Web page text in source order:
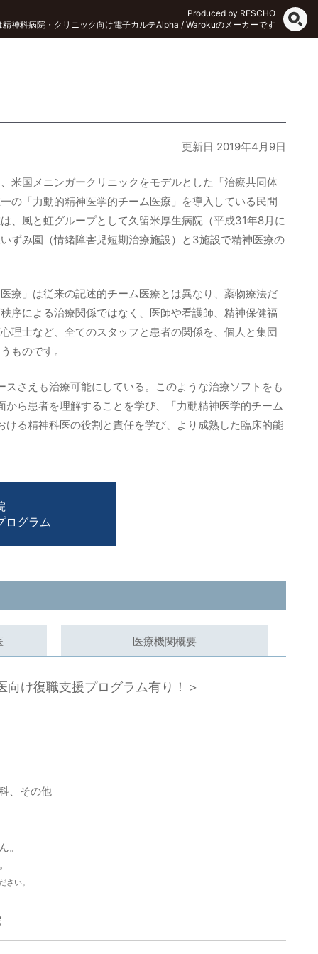
Produced by RESCHO
精神科病院・クリニック向け電子カルテAlpha / Warokuのメーカーです
更新日 2019年4月9日
米国メニンガークリニックをモデルとした「治療共同体
の「力動的精神医学的チーム医療」を導入している民間
、風と虹グループとして久留米厚生病院（平成31年8月に
ずみ園（情緒障害児短期治療施設）と3施設で精神医療の
医療」は従来の記述的チーム医療とは異なり、薬物療法だ
序による治療関係ではなく、医師や看護師、精神保健福
理士など、全てのスタッフと患者の関係を、個人と集団
ものです。
さえも治療可能にしている。このような治療ソフトをも
ら患者を理解することを学び、「力動精神医学的チーム
る精神科医の役割と責任を学び、より成熟した臨床的能
ログラム
医療機関概要
向け復職支援プログラム有り！ ＞
、その他
。
さい。